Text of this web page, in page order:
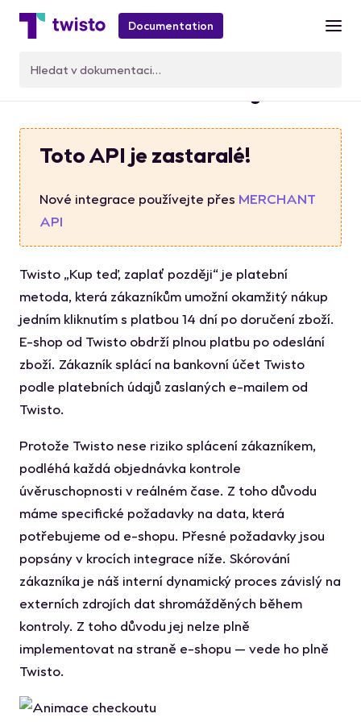
Documentation
Toto API je zastaralé!
Nové integrace používejte přes MERCHANT
API
Twisto „Kup teď, zaplať později“ je platební
metoda, která zákazníkům umožní okamžitý nákup
jedním kliknutím s platbou 14 dní po doručení zboží.
E-shop od Twisto obdrží plnou platbu po odeslání
zboží. Zákazník splácí na bankovní účet Twisto
podle platebních údajů zaslaných e-mailem od
Twisto.
Protože Twisto nese riziko splácení zákazníkem,
podléhá každá objednávka kontrole
úvěruschopnosti v reálném čase. Z toho důvodu
máme specifické požadavky na data, která
potřebujeme od e-shopu. Přesné požadavky jsou
popsány v krocích integrace níže. Skórování
zákazníka je náš interní dynamický proces závislý na
externích zdrojích dat shromážděných během
kontroly. Z toho důvodu jej nelze plně
implementovat na straně e-shopu — vede ho plně
Twisto.